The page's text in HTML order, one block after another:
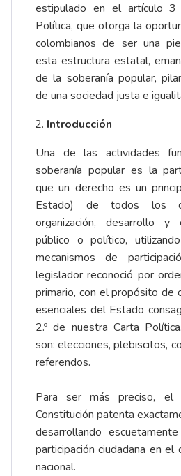
estipulado en el artículo 3
Política, que otorga la
colombianos de ser una
esta estructura estatal,
de la soberanía popular,
de una sociedad justa e
Introducción
Una de las actividades
soberanía popular es la
que un derecho es un
Estado) de todos los
organización, desarrollo
público o político,
mecanismos de
legislador reconoció por
primario, con el propósito de
esenciales del Estado
2.º de nuestra Carta
son: elecciones, plebiscitos,
referendos.
Para ser más preciso,
Constitución patenta
desarrollando
participación ciudadana en
nacional.